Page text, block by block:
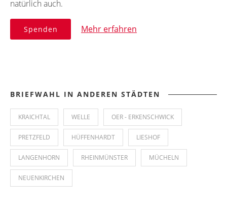
natürlich auch.
Spenden Mehr erfahren
BRIEFWAHL IN ANDEREN STÄDTEN
KRAICHTAL WELLE OER - ERKENSCHWICK
PRETZFELD HÜFFENHARDT LIESHOF
LANGENHORN RHEINMÜNSTER MÜCHELN
NEUENKIRCHEN